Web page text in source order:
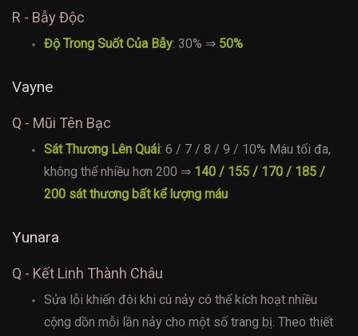
R - Bẫy Độc
Độ Trong Suốt Của Bẫy: 30% ⇒ 50%
Vayne
Q - Mũi Tên Bạc
Sát Thương Lên Quái: 6 / 7 / 8 / 9 / 10% Máu tối đa,
không thể nhiều hơn 200 ⇒ 140 / 155 / 170 / 185 /
200 sát thương bất kể lượng máu
Yunara
Q - Kết Linh Thành Châu
Sửa lỗi khiến đôi khi cú nảy có thể kích hoạt nhiều
cộng dồn mỗi lần nảy cho một số trang bị. Theo thiết